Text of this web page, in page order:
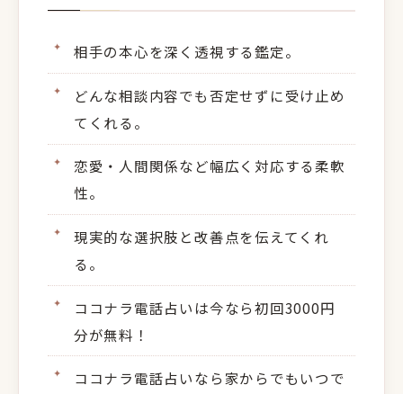
相手の本心を深く透視する鑑定。
どんな相談内容でも否定せずに受け止め
てくれる。
恋愛・人間関係など幅広く対応する柔軟
性。
現実的な選択肢と改善点を伝えてくれ
る。
ココナラ電話占いは今なら初回3000円
分が無料！
ココナラ電話占いなら家からでもいつで